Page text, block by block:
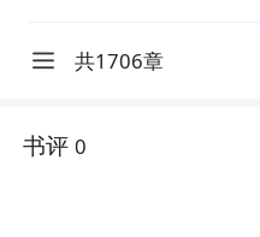
共1706章
书评 0